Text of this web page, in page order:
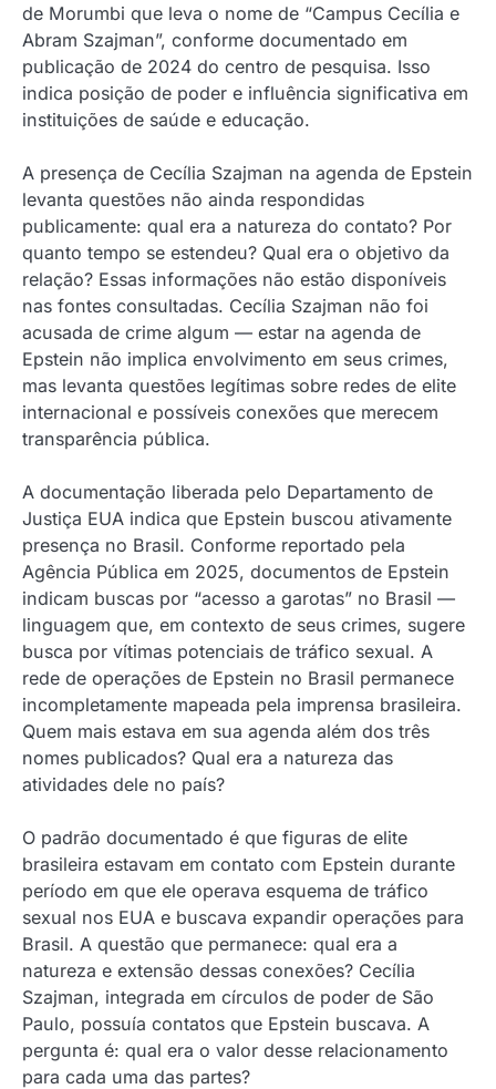
de Morumbi que leva o nome de “Campus Cecília e
Abram Szajman”, conforme documentado em
publicação de 2024 do centro de pesquisa. Isso
indica posição de poder e influência significativa em
instituições de saúde e educação.
A presença de Cecília Szajman na agenda de Epstein
levanta questões não ainda respondidas
publicamente: qual era a natureza do contato? Por
quanto tempo se estendeu? Qual era o objetivo da
relação? Essas informações não estão disponíveis
nas fontes consultadas. Cecília Szajman não foi
acusada de crime algum — estar na agenda de
Epstein não implica envolvimento em seus crimes,
mas levanta questões legítimas sobre redes de elite
internacional e possíveis conexões que merecem
transparência pública.
A documentação liberada pelo Departamento de
Justiça EUA indica que Epstein buscou ativamente
presença no Brasil. Conforme reportado pela
Agência Pública em 2025, documentos de Epstein
indicam buscas por “acesso a garotas” no Brasil —
linguagem que, em contexto de seus crimes, sugere
busca por vítimas potenciais de tráfico sexual. A
rede de operações de Epstein no Brasil permanece
incompletamente mapeada pela imprensa brasileira.
Quem mais estava em sua agenda além dos três
nomes publicados? Qual era a natureza das
atividades dele no país?
O padrão documentado é que figuras de elite
brasileira estavam em contato com Epstein durante
período em que ele operava esquema de tráfico
sexual nos EUA e buscava expandir operações para
Brasil. A questão que permanece: qual era a
natureza e extensão dessas conexões? Cecília
Szajman, integrada em círculos de poder de São
Paulo, possuía contatos que Epstein buscava. A
pergunta é: qual era o valor desse relacionamento
para cada uma das partes?